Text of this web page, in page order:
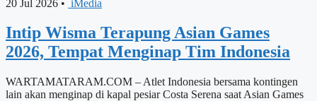
20 Jul 2026 • iMedia
Intip Wisma Terapung Asian Games
2026, Tempat Menginap Tim Indonesia
WARTAMATARAM.COM – Atlet Indonesia bersama kontingen
lain akan menginap di kapal pesiar Costa Serena saat Asian Games